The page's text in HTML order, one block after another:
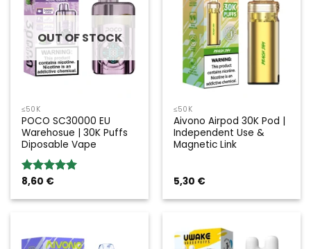
OUT OF STOCK
≤50K
POCO SC30000 EU
Warehosue | 30K Puffs
Diposable Vape
Rated5.00
8,60 €
≤50K
Aivono Airpod 30K Pod |
Independent Use &
Magnetic Link
5,30 €